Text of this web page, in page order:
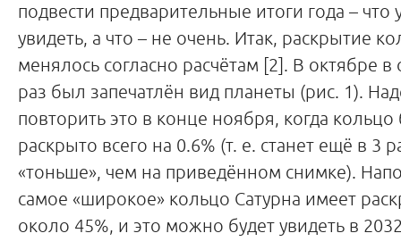
подвести предварительные итоги года – что
увидеть, а что – не очень. Итак, раскрытие
менялось согласно расчётам [2]. В октябре
раз был запечатлён вид планеты (рис. 1).
повторить это в конце ноября, когда кольцо
раскрыто всего на 0.6% (т. е. станет ещё в 3
«тоньше», чем на приведённом снимке).
самое «широкое» кольцо Сатурна имеет
около 45%, и это можно будет увидеть в